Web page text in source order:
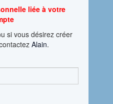
liée à votre
si vous désirez créer
Alain.